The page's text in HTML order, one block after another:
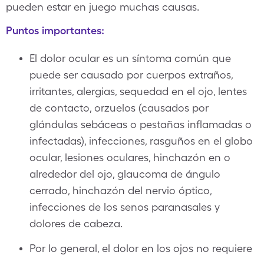
pueden estar en juego muchas causas.
Puntos importantes:
El dolor ocular es un síntoma común que
puede ser causado por cuerpos extraños,
irritantes, alergias, sequedad en el ojo, lentes
de contacto, orzuelos (causados ​​por
glándulas sebáceas o pestañas inflamadas o
infectadas), infecciones, rasguños en el globo
ocular, lesiones oculares, hinchazón en o
alrededor del ojo, glaucoma de ángulo
cerrado, hinchazón del nervio óptico,
infecciones de los senos paranasales y
dolores de cabeza.
Por lo general, el dolor en los ojos no requiere